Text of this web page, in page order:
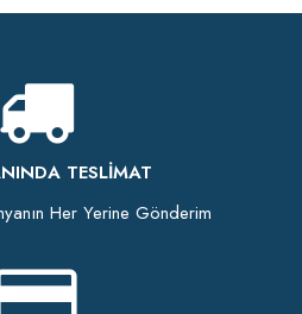
TESLIMAT
Her Yerine Gönderim